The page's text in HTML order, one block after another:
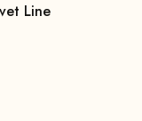
Line